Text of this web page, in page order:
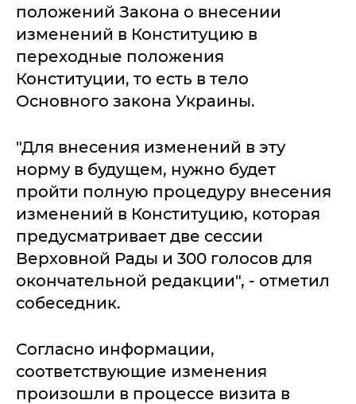
положений Закона о внесении
изменений в Конституцию в
переходные положения
Конституции, то есть в тело
Основного закона Украины.
"Для внесения изменений в эту
норму в будущем, нужно будет
пройти полную процедуру внесения
изменений в Конституцию, которая
предусматривает две сессии
Верховной Рады и 300 голосов для
окончательной редакции", - отметил
собеседник.
Согласно информации,
соответствующие изменения
произошли в процессе визита в